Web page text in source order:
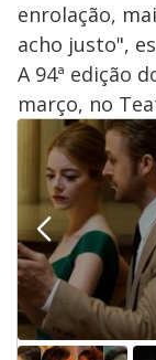
enrolação,
acho justo",
A 94ª edição
março, no